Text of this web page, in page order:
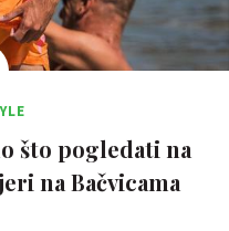
što pogledati na
na Bačvicama